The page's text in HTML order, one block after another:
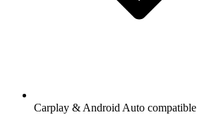
Carplay & Android Auto compatible